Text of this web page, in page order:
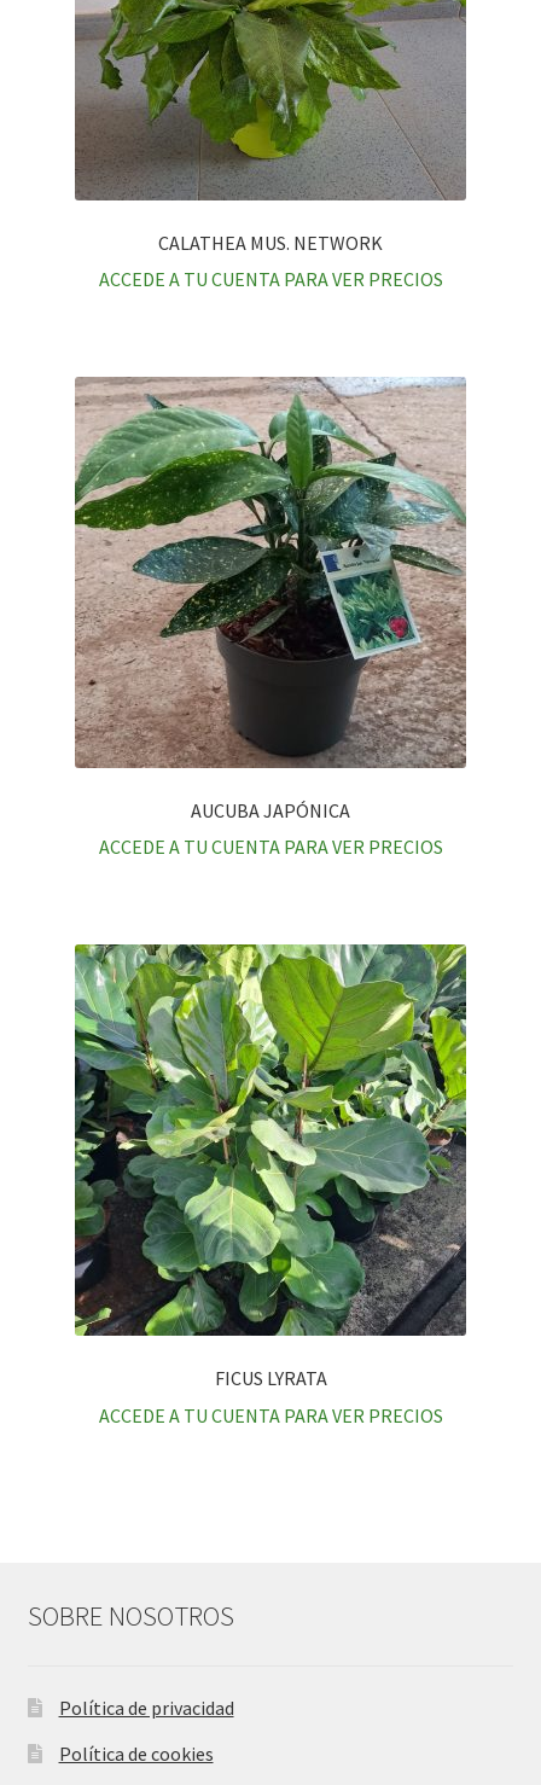
CALATHEA MUS. NETWORK
ACCEDE A TU CUENTA PARA VER PRECIOS
AUCUBA JAPÓNICA
ACCEDE A TU CUENTA PARA VER PRECIOS
FICUS LYRATA
ACCEDE A TU CUENTA PARA VER PRECIOS
SOBRE NOSOTROS
Política de privacidad
Política de cookies